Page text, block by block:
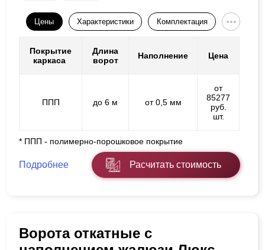
Цены Характеристики Комплектация
Покрытие
каркаса
Длина
ворот
Наполнение Цена
ППП до 6 м от 0,5 мм
от
85277
руб.
шт.
* ППП - полимерно-порошковое покрытие
Подробнее Расчитать стоимость
Ворота откатные с